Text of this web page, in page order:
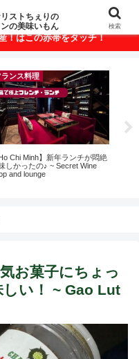
いもんが満載！
！はこの赤帯をタッチ！
ランス料理
Ho Chi Minh】新年ランチが悶絶
しかったの♪ ~ Secret Wine
and lounge
お菓子にちょっ
しい！ ~ Gao Lut
ストちぇりの
の美味いもん
検索